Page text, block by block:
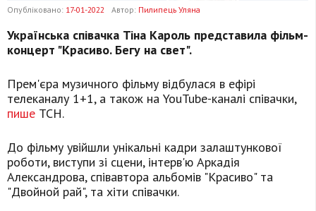
Опубліковано: 17-01-2022 Автор: Пилипець Уляна
Українська співачка Тіна Кароль представила фільм-
концерт "Красиво. Бегу на свет".
Прем'єра музичного фільму відбулася в ефірі
телеканалу 1+1, а також на YouTube-каналі співачки,
пише ТСН.
До фільму увійшли унікальні кадри залаштункової
роботи, виступи зі сцени, інтерв'ю Аркадія
Александрова, співавтора альбомів "Красиво" та
"Двойной рай", та хіти співачки.